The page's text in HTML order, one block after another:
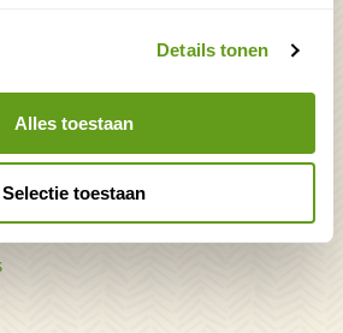
Details tonen
Alles toestaan
Selectie toestaan
Groepsaccommodaties